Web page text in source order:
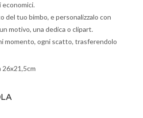
economici.
del tuo bimbo, e personalizzalo con
motivo, una dedica o clipart.
momento, ogni scatto, trasferendolo
26x21,5cm